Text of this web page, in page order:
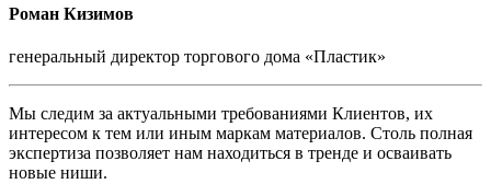
Роман Кизимов
генеральный директор торгового дома «Пластик»
Мы следим за актуальными требованиями Клиентов, их
интересом к тем или иным маркам материалов. Столь полная
экспертиза позволяет нам находиться в тренде и осваивать
новые ниши.